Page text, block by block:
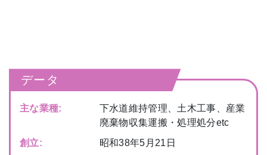
データ
主な業種:
下水道維持管理、土木工事、産業
廃棄物収集運搬・処理処分etc
創立:
昭和38年5月21日